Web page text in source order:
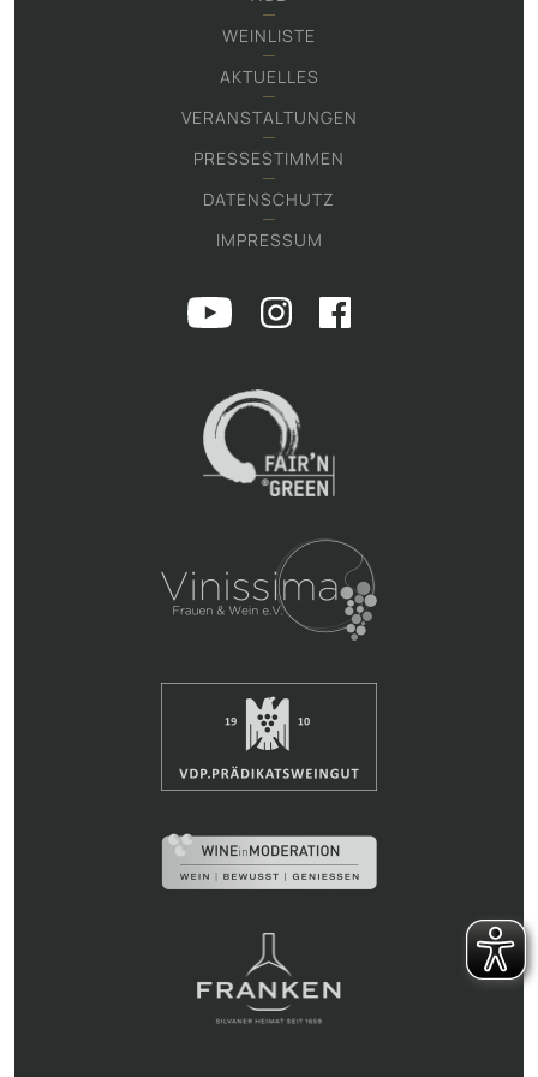
WEINLISTE
AKTUELLES
VERANSTALTUNGEN
PRESSESTIMMEN
DATENSCHUTZ
IMPRESSUM